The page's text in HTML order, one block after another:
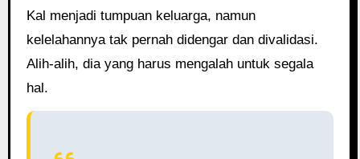
Kal menjadi tumpuan keluarga, namun
kelelahannya tak pernah didengar dan divalidasi.
Alih-alih, dia yang harus mengalah untuk segala
hal.